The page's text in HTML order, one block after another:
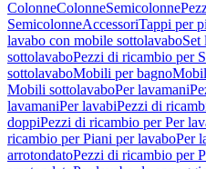
ColonneColonneSemicolonne
SemicolonneAccessoriTappi per
lavabo con mobile sottolavaboSet
sottolavaboPezzi di ricambio per
sottolavaboMobili per bagno
Mobili sottolavaboPer lavamani
lavamaniPer lavabiPezzi di
doppiPezzi di ricambio per Per
ricambio per Piani per lavaboPer
arrotondatoPezzi di ricambio per